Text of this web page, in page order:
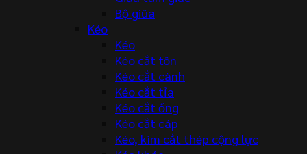
Bộ giũa
Kéo
Kéo
Kéo cắt tôn
Kéo cắt cành
Kéo cắt tỉa
Kéo cắt ống
Kéo cắt cáp
Kéo, kìm cắt thép cộng lực